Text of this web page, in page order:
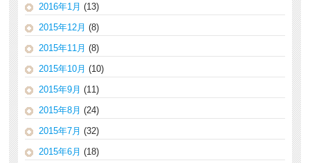
2016年1月 (13)
2015年12月 (8)
2015年11月 (8)
2015年10月 (10)
2015年9月 (11)
2015年8月 (24)
2015年7月 (32)
2015年6月 (18)